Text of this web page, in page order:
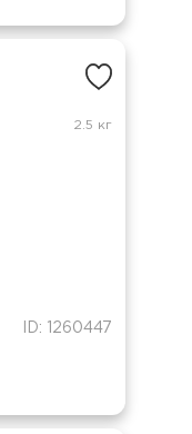
2.5 кг
ID: 1260447